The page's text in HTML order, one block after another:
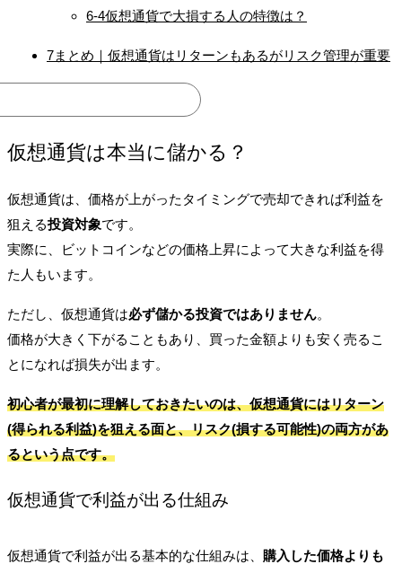
6-4仮想通貨で大損する人の特徴は？
7まとめ｜仮想通貨はリターンもあるがリスク管理が重要
仮想通貨は本当に儲かる？
仮想通貨は、価格が上がったタイミングで売却できれば利益を
狙える投資対象です。
実際に、ビットコインなどの価格上昇によって大きな利益を得
た人もいます。
ただし、仮想通貨は必ず儲かる投資ではありません。
価格が大きく下がることもあり、買った金額よりも安く売るこ
とになれば損失が出ます。
初心者が最初に理解しておきたいのは、仮想通貨にはリターン
(得られる利益)を狙える面と、リスク(損する可能性)の両方があ
るという点です。
仮想通貨で利益が出る仕組み
仮想通貨で利益が出る基本的な仕組みは、 購入した価格よりも